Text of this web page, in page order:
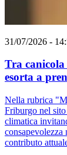
31/07/2026 -
Tra
esorta a
Nella rubrica
Friburgo nel
climatica
contributo